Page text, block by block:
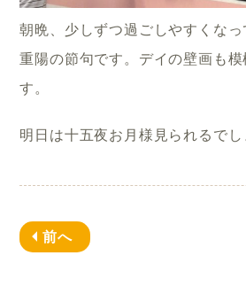
朝晩、少しずつ過ごしやすくな
重陽の節句です。デイの壁画も模
す。
明日は十五夜お月様見られるでし
前へ